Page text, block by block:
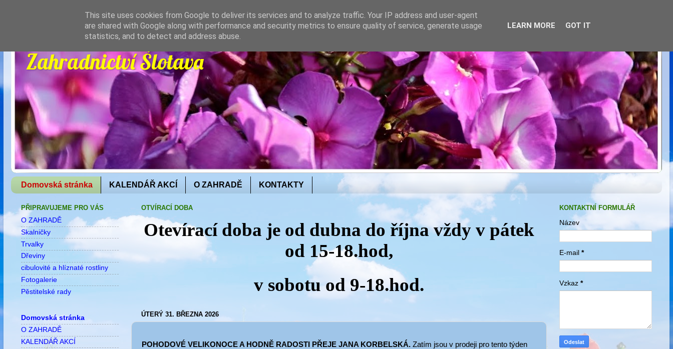
Zahradnictví Šlotava
Domovská stránka KALENDÁŘ AKCÍ O ZAHRADĚ KONTAKTY
OTVÍRACÍ DOBA
Otevírací doba je od dubna do října vždy v pátek
od 15-18.hod,
v sobotu od 9-18.hod.
ÚTERÝ 31. BŘEZNA 2026
POHODOVÉ VELIKONOCE A HODNĚ RADOSTI PŘEJE JANA KORBELSKÁ. Zatím jsou v prodeji pro tento týden
PŘIPRAVUJEME PRO VÁS
O ZAHRADĚ
Skalničky
Trvalky
Dřeviny
cibulovité a hlíznaté rostliny
Fotogalerie
Pěstitelské rady
Domovská stránka
O ZAHRADĚ
KALENDÁŘ AKCÍ
KONTAKTNÍ FORMULÁŘ
Název
E-mail *
Vzkaz *
This site uses cookies from Google to deliver its services and to analyze traffic. Your IP address and user-agent
are shared with Google along with performance and security metrics to ensure quality of service, generate usage
statistics, and to detect and address abuse.
LEARN MORE GOT IT